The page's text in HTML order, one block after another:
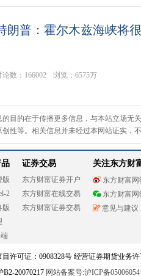
朗普：霍尔木兹海峡将
论数：166002 浏览：6575万
目的在于传播更多信息，与本站立场
性等。相关信息并未经过本网站证实，